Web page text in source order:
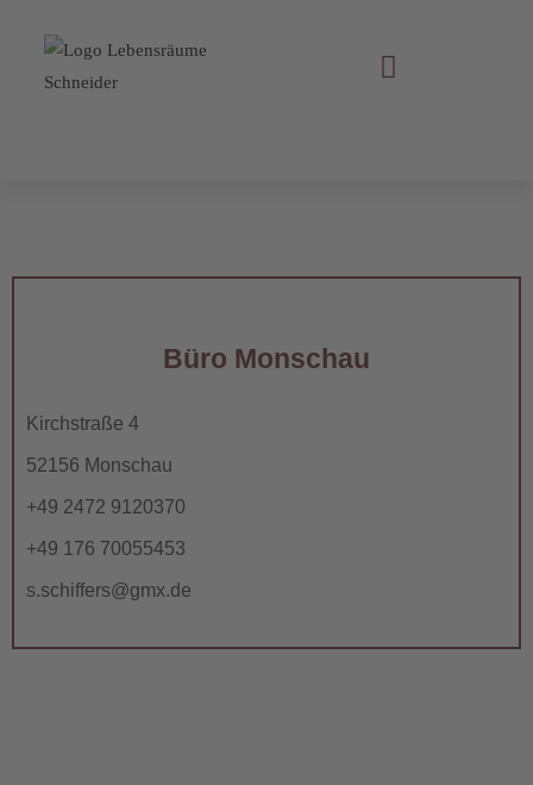
Büro Monschau
Kirchstraße 4
52156 Monschau
+49 2472 9120370
+49 176 70055453
s.schiffers@gmx.de